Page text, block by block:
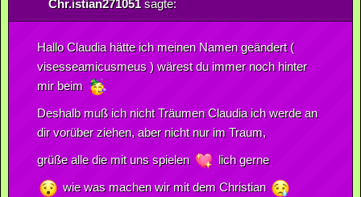
Chr.istian271051sagte:
Hallo Claudia hätte ich meinen Namen geändert (
visesseamicusmeus ) wärest du immer noch hinter
mir beim
Deshalb muß ich nicht Träumen Claudia ich werde an
dir vorüber ziehen, aber nicht nur im Traum,
grüße alle die mit uns spielen
lich gerne
wie was machen wir mit dem Christian